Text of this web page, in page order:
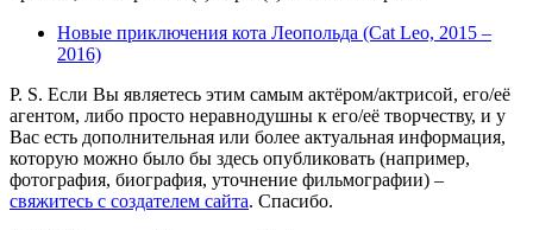
Новые приключения кота Леопольда (Cat Leo, 2015 –
2016)
P. S. Если Вы являетесь этим самым актёром/актрисой, его/её
агентом, либо просто неравнодушны к его/её творчеству, и у
Вас есть дополнительная или более актуальная информация,
которую можно было бы здесь опубликовать (например,
фотография, биография, уточнение фильмографии) –
свяжитесь с создателем сайта. Спасибо.